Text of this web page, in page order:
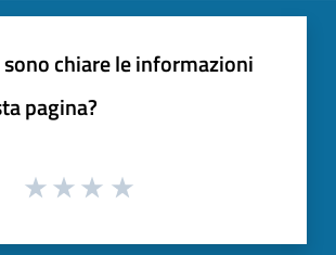
chiare le informazioni
pagina?